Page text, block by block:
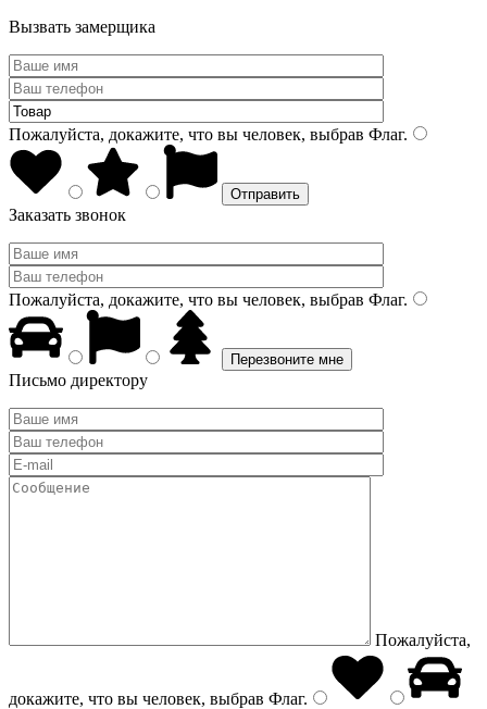
Вызвать замерщика
Пожалуйста, докажите, что вы человек, выбрав Флаг.
Заказать звонок
Пожалуйста, докажите, что вы человек, выбрав Флаг.
Письмо директору
Пожалуйста,
докажите, что вы человек, выбрав Флаг.